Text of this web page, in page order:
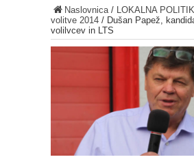
Naslovnica/ LOKALNA
volitve 2014 / Dušan Papež,
volilvcev in LTS